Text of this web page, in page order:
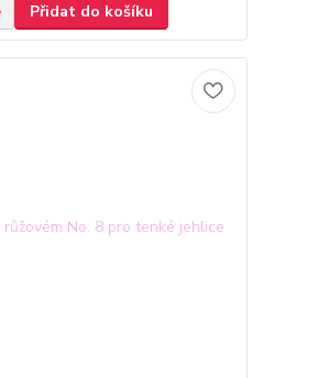
Přidat do košíku